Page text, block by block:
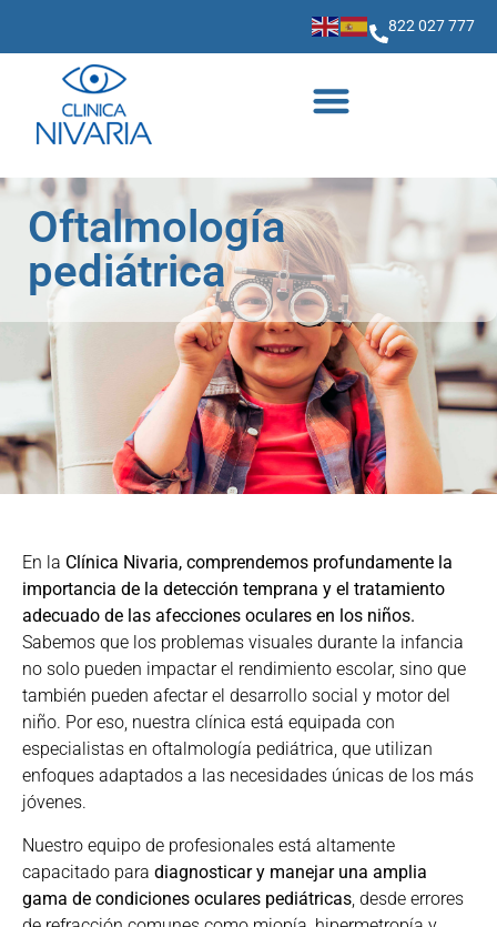
822 027 777
Oftalmología
pediátrica
En la Clínica Nivaria, comprendemos profundamente la
importancia de la detección temprana y el tratamiento
adecuado de las afecciones oculares en los niños.
Sabemos que los problemas visuales durante la infancia
no solo pueden impactar el rendimiento escolar, sino que
también pueden afectar el desarrollo social y motor del
niño. Por eso, nuestra clínica está equipada con
especialistas en oftalmología pediátrica, que utilizan
enfoques adaptados a las necesidades únicas de los más
jóvenes.
Nuestro equipo de profesionales está altamente
capacitado para diagnosticar y manejar una amplia
gama de condiciones oculares pediátricas , desde errores